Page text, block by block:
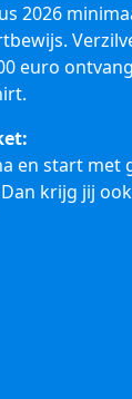
2026
euro
en start met
krijg jij